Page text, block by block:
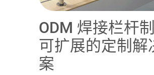
ODM 焊接栏杆制
可扩展的定制解
案